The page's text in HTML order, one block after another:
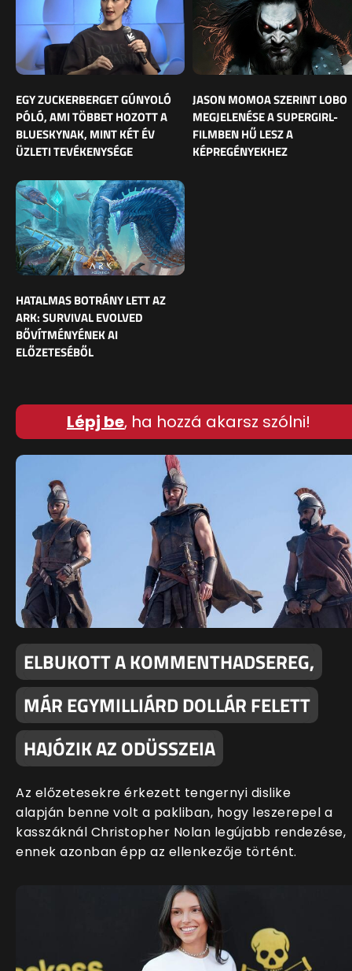
EGY ZUCKERBERGET GÚNYOLÓ
PÓLÓ, AMI TÖBBET HOZOTT A
BLUESKYNAK, MINT KÉT ÉV
ÜZLETI TEVÉKENYSÉGE
JASON MOMOA SZERINT LOBO
MEGJELENÉSE A SUPERGIRL-
FILMBEN HŰ LESZ A
KÉPREGÉNYEKHEZ
HATALMAS BOTRÁNY LETT AZ
ARK: SURVIVAL EVOLVED
BŐVÍTMÉNYÉNEK AI
ELŐZETESÉBŐL
Lépj be, ha hozzá akarsz szólni!
ELBUKOTT A KOMMENTHADSEREG,
MÁR EGYMILLIÁRD DOLLÁR FELETT
HAJÓZIK AZ ODÜSSZEIA
Az előzetesekre érkezett tengernyi dislike
alapján benne volt a pakliban, hogy leszerepel a
kasszáknál Christopher Nolan legújabb rendezése,
ennek azonban épp az ellenkezője történt.